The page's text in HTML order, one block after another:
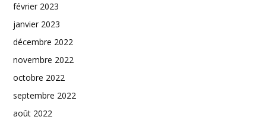
février 2023
janvier 2023
décembre 2022
novembre 2022
octobre 2022
septembre 2022
août 2022